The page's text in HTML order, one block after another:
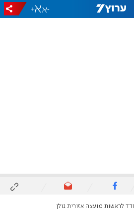
-
+
לראשות מועצה אזורית גולן